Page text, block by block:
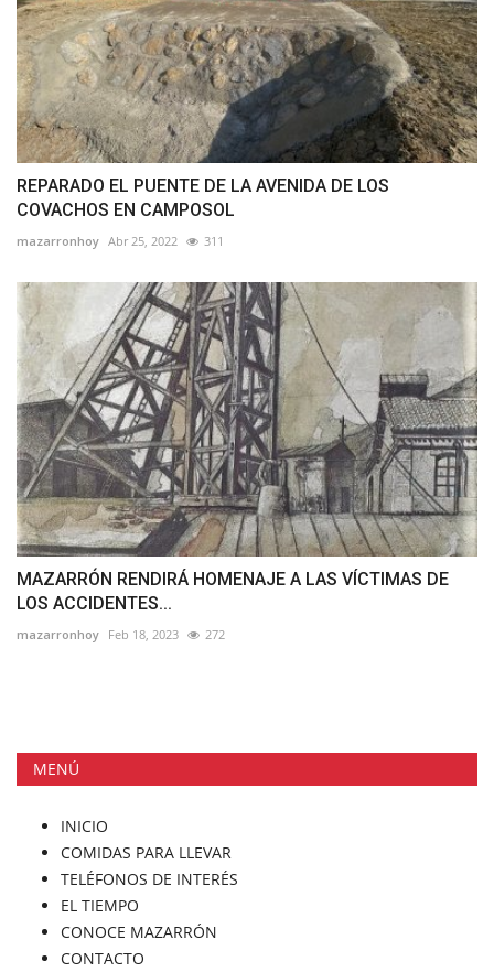
REPARADO EL PUENTE DE LA AVENIDA DE LOS
COVACHOS EN CAMPOSOL
mazarronhoy Abr 25, 2022 311
MAZARRÓN RENDIRÁ HOMENAJE A LAS VÍCTIMAS DE
LOS ACCIDENTES...
mazarronhoy Feb 18, 2023 272
MENÚ
INICIO
COMIDAS PARA LLEVAR
TELÉFONOS DE INTERÉS
EL TIEMPO
CONOCE MAZARRÓN
CONTACTO